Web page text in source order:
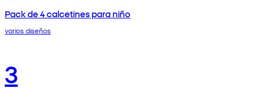
Pack de 4 calcetines para niño
varios diseños
3